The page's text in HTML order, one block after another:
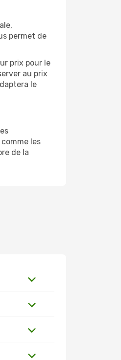
permet de
prix pour le
au prix
le
les
de la